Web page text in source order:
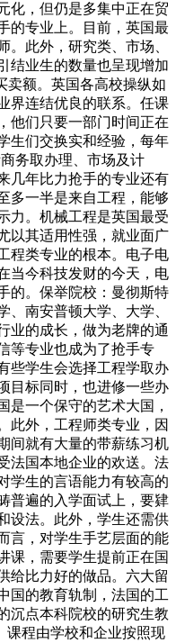
化，但仍是多集中正在贸
的专业上。目前，英国最
。此外，研究类、市场、
结业生的数量也呈现增加
卖额。英国各高校操纵如
界连结优良的联系。任课
他们只要一部门时间正在
生们交换实和经验，每年
务取办理、市场及计
几年比力抢手的专业还有
多一半是来自工程，能够
力。机械工程是英国最受
以其适用性强，就业面广
程类专业的根本。电子电
当今科技发财的今天，电
的。保举院校：曼彻斯特
、南安普顿大学、大学、
业的成长，做为老牌的通
等专业也成为了抢手专
些学生会选择工程学取办
目标同时，也进修一些办
是一个保守的艺术大国，
此外，工程师类专业，因
间就有大量的带薪练习机
法国本地企业的欢送。法
学生的言语能力有较高的
普遍的入学面试上，要肄
设法。此外，学生还需供
言，对学生手艺层面的能
课，需要学生提前正在国
给比力好的做品。六大留
国的教育轨制，法国的工
沉点本科院校的研究生教
课程由学校和企业按照现